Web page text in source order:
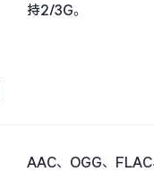
持2/3G。
AAC、OGG、